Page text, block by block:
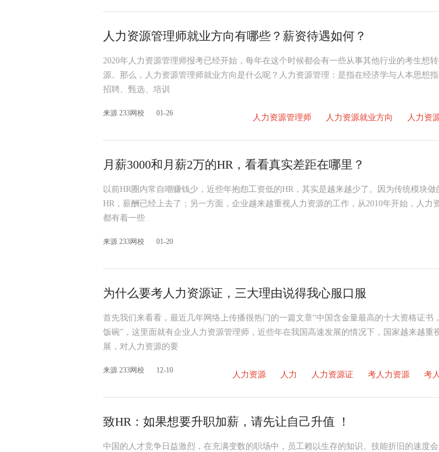
人力资源管理师就业方向有哪些？薪资待遇如何？
2020年人力资源管理师报考已经开始，每年在这个时候都会有一些从事其他行业的考生想
源。那么，人力资源管理师就业方向是什么呢？人力资源管理：是指在经济学与人本思想
招聘、甄选、培训
来源 233网校 01-26 人力资源管理师 人力资源就业方向 人力资
月薪3000和月薪2万的HR，看看真实差距在哪里？
以前HR圈内常自嘲赚钱少，近些年抱怨工资低的HR，其实是越来越少了。因为传统模块做
HR，薪酬已经上去了；另一方面，企业越来越重视人力资源的工作，从2010年开始，人力
都有着一些
来源 233网校 01-20
为什么要考人力资源证，三大理由说得我心服口服
首先我们来看看，最近几年网络上传播很热门的一篇文章“中国含金量最高的十大资格证书
饭碗”，这里面就有企业人力资源管理师，近些年在我国高速发展的情况下，国家越来越重
展，对人力资源的要
来源 233网校 12-10 人力资源 人力 人力资源证 考人力资源 考
致HR：如果想要升职加薪，请先让自己升值 ！
中国的人才竞争日益激烈，在充满变数的职场中，员工赖以生存的知识、技能折旧的速度会